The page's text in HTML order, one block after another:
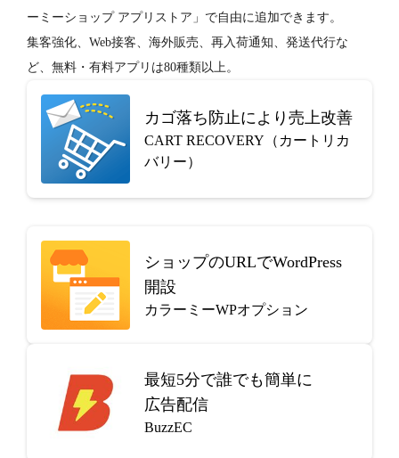
ーミーショップ アプリストア」で自由に追加できます。
集客強化、Web接客、海外販売、再入荷通知、発送代行な
ど、無料・有料アプリは80種類以上。
カゴ落ち防止により売上改善
CART RECOVERY（カートリカ
バリー）
ショップのURLでWordPress
開設
カラーミーWPオプション
最短5分で誰でも簡単に
広告配信
BuzzEC